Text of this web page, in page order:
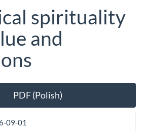
spirituality
and
PDF (Polish)
09-01